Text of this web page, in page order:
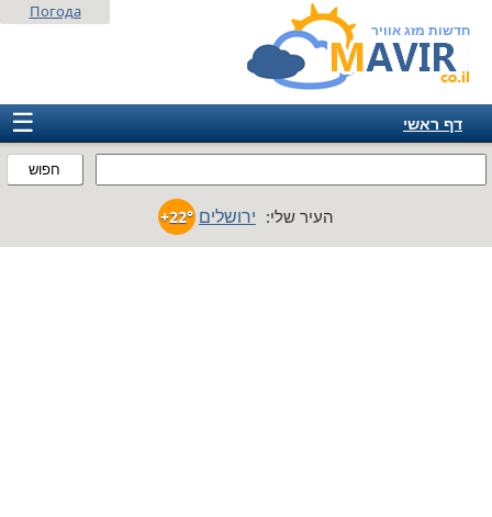
חדשות מזג אוויר
חפוש
Погода
☰
דף ראשי
אמריקה
העיר שלי: ירושלים +22°